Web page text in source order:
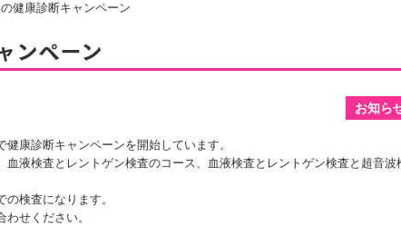
健康診断キャンペーン
ンペーン
お知ら
健康診断キャンペーンを開始しています。
血液検査とレントゲン検査のコース、血液検査とレントゲン検査と超音波
検査になります。
せください。